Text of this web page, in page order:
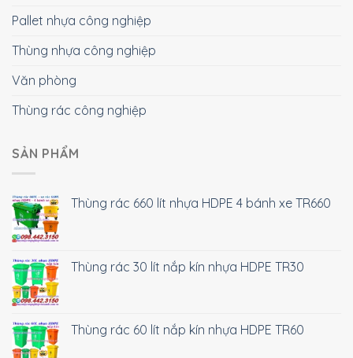
Pallet nhựa công nghiệp
Thùng nhựa công nghiệp
Văn phòng
Thùng rác công nghiệp
SẢN PHẨM
Thùng rác 660 lít nhựa HDPE 4 bánh xe TR660
Thùng rác 30 lít nắp kín nhựa HDPE TR30
Thùng rác 60 lít nắp kín nhựa HDPE TR60